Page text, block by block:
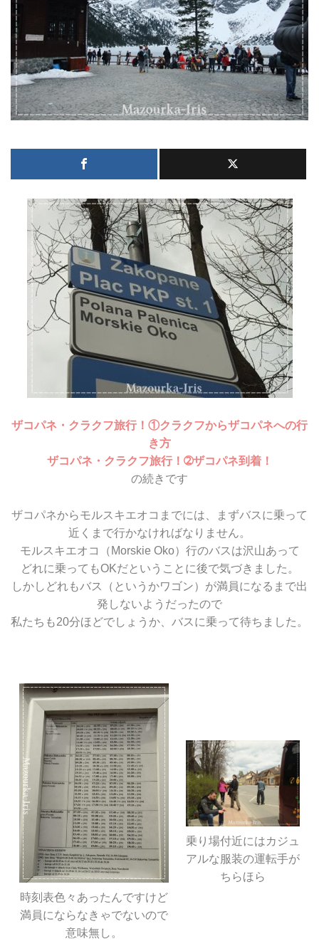
ザコパネ・クラクフ旅行！①クラクフからザコパネへの行
き方
ザコパネ・クラクフ旅行！➁ザコパネ到着！
の続きです
ザコパネからモルスキエオコまでには、まずバスに乗って
近くまで行かなければなりません。
モルスキエオコ（Morskie Oko）行のバスは沢山あって
どれに乗ってもOKだということに後で気づきました。
しかしどれもバス（というかワゴン）が満員になるまで出
発しないようだったので
私たちも20分ほどでしょうか、バスに乗って待ちました。
時刻表色々あったんですけど
満員にならなきゃでないので
意味無し。
乗り場付近にはカジュ
アルな服装の運転手が
ちらほら